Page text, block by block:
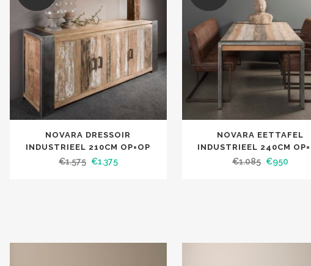
NOVARA DRESSOIR
INDUSTRIEEL 210CM OP=OP
€1.575 €1.375
NOVARA EETTAFEL
INDUSTRIEEL 240CM
€1.085 €950